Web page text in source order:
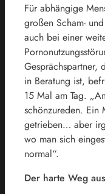
Für abhängige
großen Scham-
auch bei einer
Gesprächspartner,
in Beratung ist,
15 Mal am Tag.
schönzureden. Ein
getrieben… aber
wo man sich
normal“.
Der harte Weg